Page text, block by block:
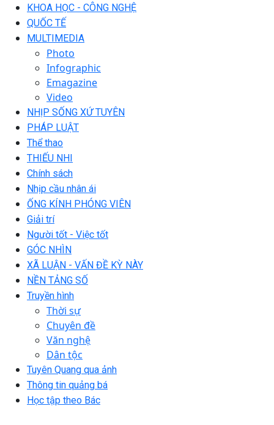
KHOA HỌC - CÔNG NGHỆ
QUỐC TẾ
MULTIMEDIA
Photo
Infographic
Emagazine
Video
NHỊP SỐNG XỨ TUYÊN
PHÁP LUẬT
Thể thao
THIẾU NHI
Chính sách
Nhịp cầu nhân ái
ỐNG KÍNH PHÓNG VIÊN
Giải trí
Người tốt - Việc tốt
GÓC NHÌN
XÃ LUẬN - VẤN ĐỀ KỲ NÀY
NỀN TẢNG SỐ
Truyền hình
Thời sự
Chuyên đề
Văn nghệ
Dân tộc
Tuyên Quang qua ảnh
Thông tin quảng bá
Học tập theo Bác